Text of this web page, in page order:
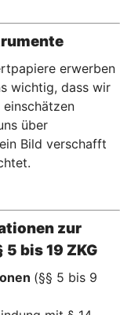
erwerben
wichtig, dass wir
einschätzen
über
Bild verschafft
zur
bis 19 ZKG
(§§ 5 bis 9